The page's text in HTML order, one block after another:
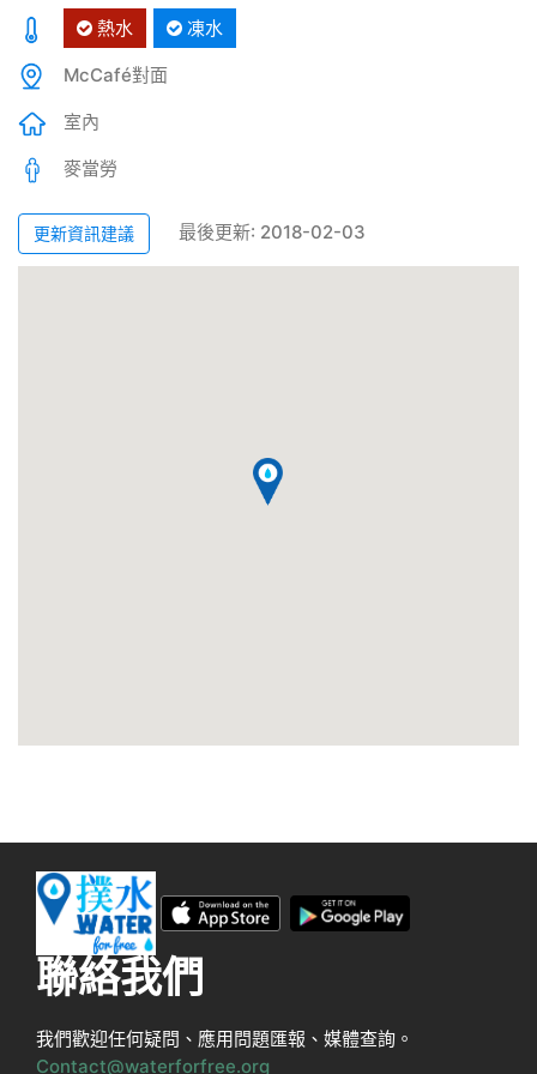
熱水 凍水
McCafé對面
室內
麥當勞
更新資訊建議 最後更新: 2018-02-03
聯絡我們
我們歡迎任何疑問、應用問題匯報、媒體查詢。
Contact@waterforfree.org